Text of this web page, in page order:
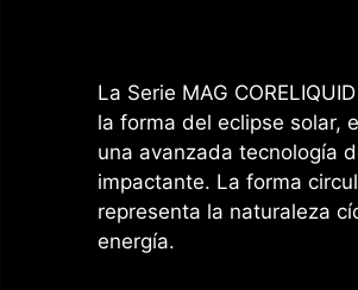
La Serie MAG
la forma del eclipse solar,
una avanzada tecnología
impactante. La forma
representa la naturaleza
energía.